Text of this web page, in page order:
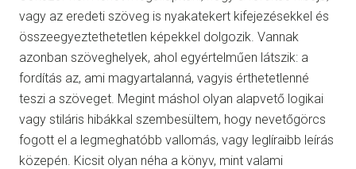
vagy az eredeti szöveg is nyakatekert kifejezésekkel és
összeegyeztethetetlen képekkel dolgozik. Vannak
azonban szöveghelyek, ahol egyértelműen látszik: a
fordítás az, ami magyartalanná, vagyis érthetetlenné
teszi a szöveget. Megint máshol olyan alapvető logikai
vagy stiláris hibákkal szembesültem, hogy nevetőgörcs
fogott el a legmeghatóbb vallomás, vagy leglíraibb leírás
közepén. Kicsit olyan néha a könyv, mint valami